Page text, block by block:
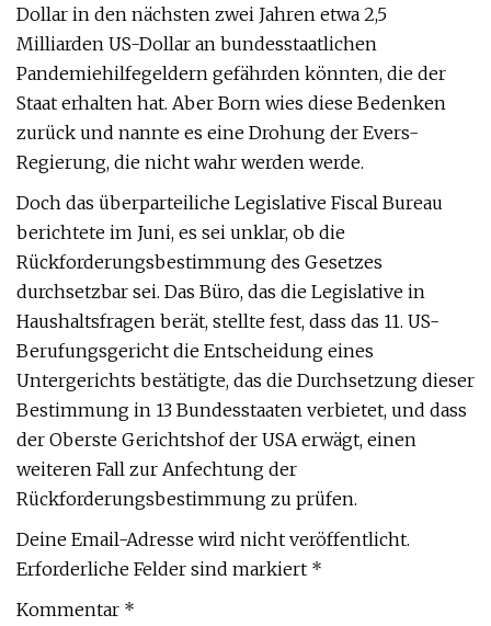
Dollar in den nächsten zwei Jahren etwa 2,5
Milliarden US-Dollar an bundesstaatlichen
Pandemiehilfegeldern gefährden könnten, die der
Staat erhalten hat. Aber Born wies diese Bedenken
zurück und nannte es eine Drohung der Evers-
Regierung, die nicht wahr werden werde.
Doch das überparteiliche Legislative Fiscal Bureau
berichtete im Juni, es sei unklar, ob die
Rückforderungsbestimmung des Gesetzes
durchsetzbar sei. Das Büro, das die Legislative in
Haushaltsfragen berät, stellte fest, dass das 11. US-
Berufungsgericht die Entscheidung eines
Untergerichts bestätigte, das die Durchsetzung dieser
Bestimmung in 13 Bundesstaaten verbietet, und dass
der Oberste Gerichtshof der USA erwägt, einen
weiteren Fall zur Anfechtung der
Rückforderungsbestimmung zu prüfen.
Deine Email-Adresse wird nicht veröffentlicht.
Erforderliche Felder sind markiert *
Kommentar *